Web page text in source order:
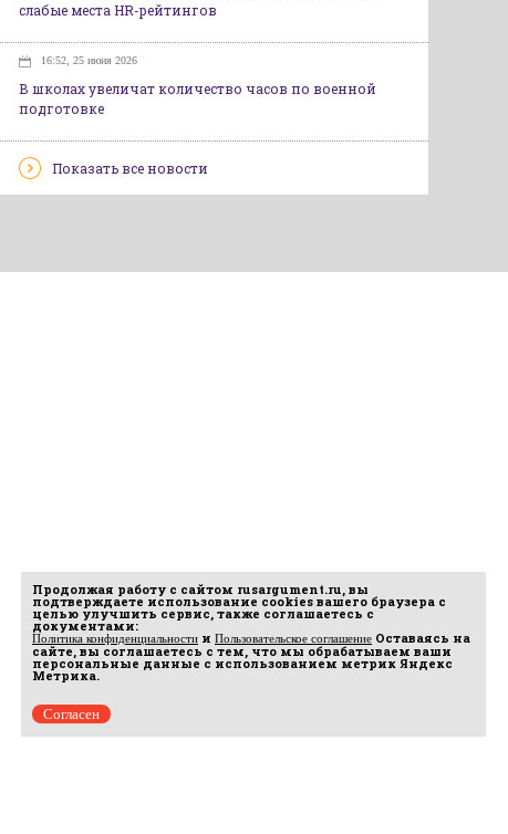
слабые места HR-рейтингов
16:52, 25 июня 2026
В школах увеличат количество часов по военной
подготовке
Показать все новости
Продолжая работу с сайтом rusargument.ru, вы
подтверждаете использование cookies вашего браузера с
целью улучшить сервис, также соглашаетесь с
документами:
Политика конфиденциальности и Пользовательское соглашение Оставаясь на
сайте, вы соглашаетесь с тем, что мы обрабатываем ваши
персональные данные с использованием метрик Яндекс
Метрика.
Согласен